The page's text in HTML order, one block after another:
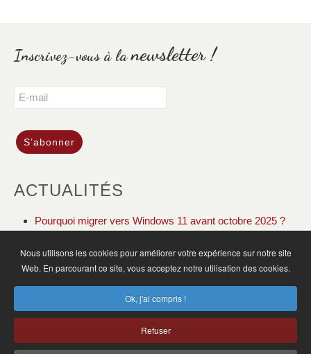
Inscrivez-vous à lanewsletter !
ACTUALITÉS
Pourquoi migrer vers Windows 11 avant octobre 2025 ?
ACCUEIL ACTUALITÉS PLAN DU SITE
MENTIONS LÉGALES CGV CONTACT
Nous utilisons les cookies pour améliorer votre expérience sur notre site
Web. En parcourant ce site, vous acceptez notre utilisation des cookies.
Ok, j'ai compris !
Refuser